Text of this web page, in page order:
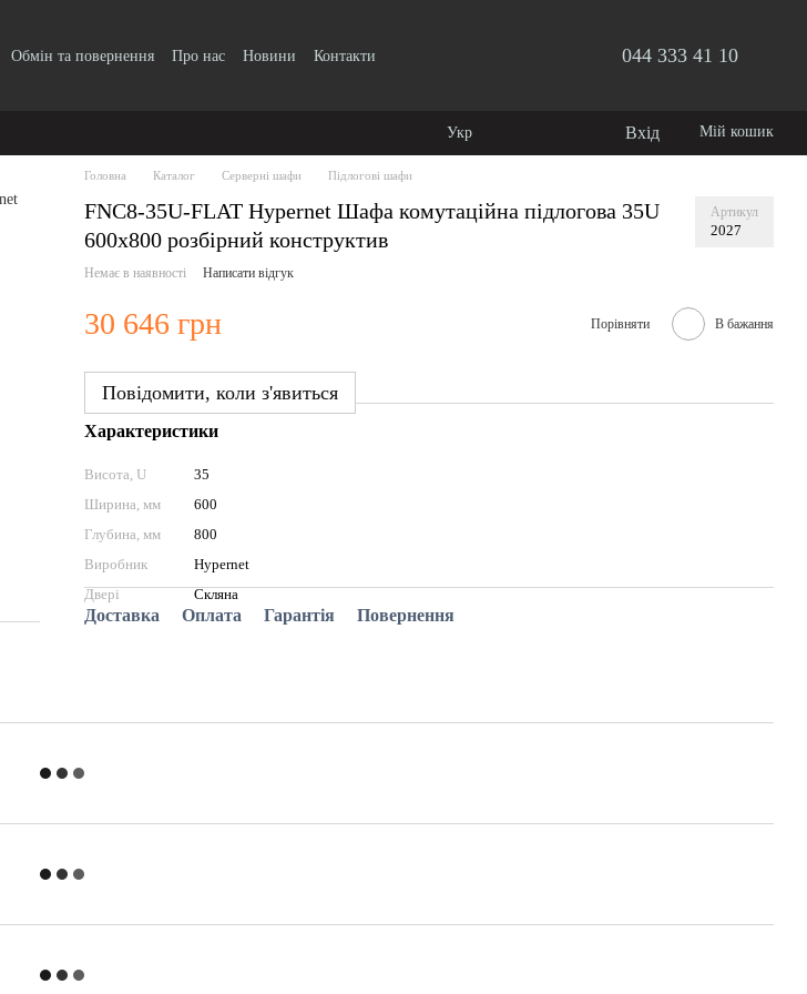
Обмін та повернення Про нас Новини Контакти 044 333 41 10
Укр Вхід Мій кошик
Головна Каталог Серверні шафи Підлогові шафи
FNC8-35U-FLAT Hypernet Шафа комутаційна підлогова 35U
600x800 розбірний конструктив
Артикул
2027
Немає в наявності Написати відгук
30 646 грн Порівняти В бажання
Повідомити, коли з'явиться
Характеристики
Висота, U
35
Ширина, мм
600
Глубина, мм
800
Виробник
Hypernet
Двері
Скляна
Доставка Оплата Гарантія Повернення